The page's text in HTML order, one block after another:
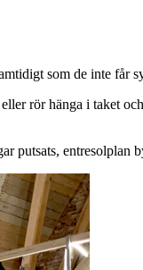
som de inte får
rör hänga i taket
putsats, entresolplan